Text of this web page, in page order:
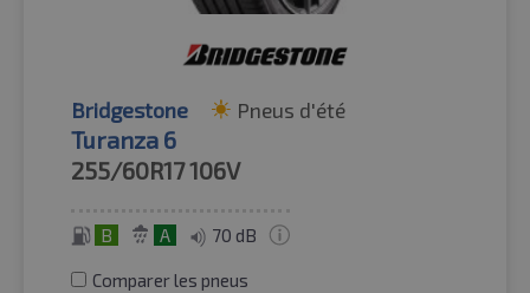
Bridgestone Pneus d'été
Turanza 6
255/60R17106V
B A 70 dB
Comparer les pneus